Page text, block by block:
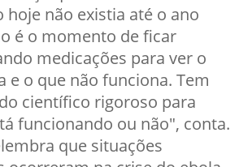
hoje não existia até o ano
é o momento de ficar
medicações para ver o
e o que não funciona. Tem
científico rigoroso para
funcionando ou não", conta.
que situações